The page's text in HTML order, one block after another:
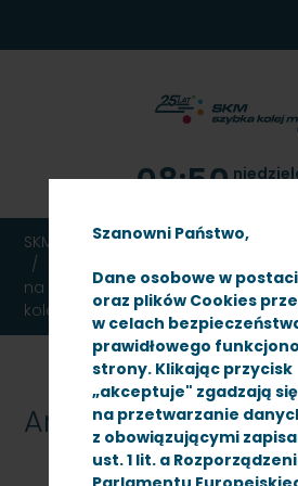
Szanowni Państwo,
Dane osobowe w
oraz plików Cookies
w celach
prawidłowego
strony. Klikając przycisk
„akceptuje" zgadzają
na przetwarzanie
z obowiązującymi
ust. 1 lit. a
DOSTĘPNOŚCI
08:50
SKM TRÓJMIASTO Ogłoszenia
Przetarg nieograniczony - znak:
na wykonanie spoin termitowych w
kolejowej nr 250
Archiwum